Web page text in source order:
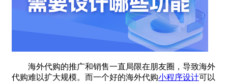
海外代购的推广和销售一直局限在朋友圈，导致海外
代购难以扩大规模。而一个好的海外代购小程序设计可以